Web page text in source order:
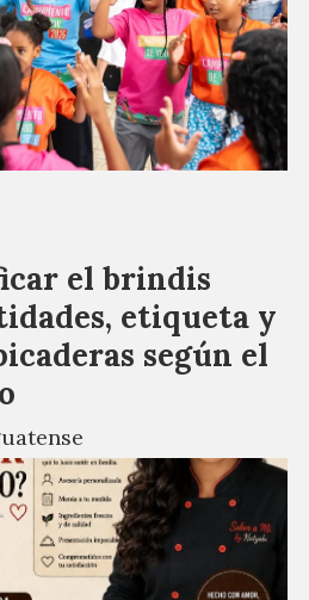
el brindis
etiqueta y
según el